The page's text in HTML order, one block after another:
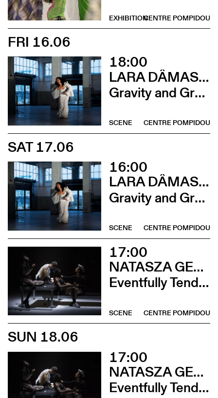
CENTRE POMPIDOU
EXHIBITION
FRI 16.06
18:00
LARA DÂMASO AVEC LUDWIG ABRAHAM
Gravity and Grace
CENTRE POMPIDOU
SCENE
SAT 17.06
16:00
LARA DÂMASO AVEC LUDWIG ABRAHAM
Gravity and Grace
CENTRE POMPIDOU
SCENE
17:00
NATASZA GERLACH
Eventfully Tender
CENTRE POMPIDOU
SCENE
SUN 18.06
17:00
NATASZA GERLACH
Eventfully Tender